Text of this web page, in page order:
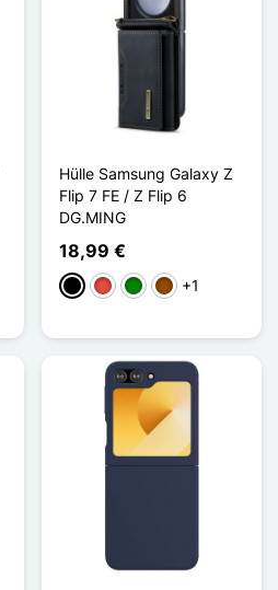
Hülle Samsung Galaxy Z
Flip 7 FE / Z Flip 6
DG.MING
18,99 €
Schwarz
Rot GrünBraun
+1